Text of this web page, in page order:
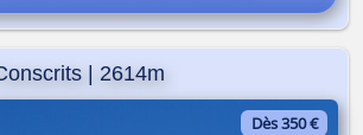
| 2614m
Dès 350 €